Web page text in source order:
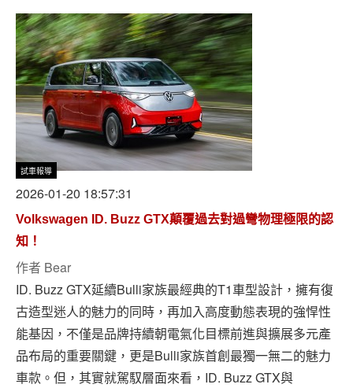
試車報導
2026-01-20 18:57:31
Volkswagen ID. Buzz GTX顛覆過去對過彎物理極限的認
知！
作者 Bear
ID. Buzz GTX延續Bulli家族最經典的T1車型設計，擁有復
古造型迷人的魅力的同時，再加入高度動態表現的強悍性
能基因，不僅是品牌持續朝電氣化目標前進與擴展多元產
品布局的重要關鍵，更是Bulli家族首創最獨一無二的魅力
車款。但，其實就駕馭層面來看，ID. Buzz GTX與